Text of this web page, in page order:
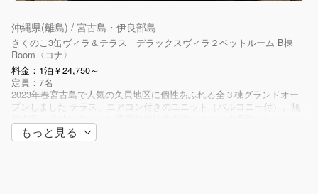
カバーの新規購入代金をお見積もりしご請求します（保証金
50,000円預かり）
⑤BBQ等に関する注意事項と喫煙について
BBQは専用テラスのみでお願いします 〈雨が降ったので部屋
でやりましたなど〉絶対にしないで下さい
いかなる場合もテラスで（暑くても雨でも）お部屋内でのHOT
プレート等も禁止します
沖縄県(離島) / 宮古島・伊良部島
きくのこ3缶ヴィラ＆テラス デラックスヴィラ２ベットルーム B棟
Room〈コナ〉
料金：1泊￥24,750～
定員：7名
2023年春宮古島で人気の久貝地区に個性あふれる全３棟グランドオー
プンしました テラス、エアコン付きのユニット（バルコニー付）、無
もっと見る